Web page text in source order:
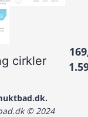
cirkler
© 2024